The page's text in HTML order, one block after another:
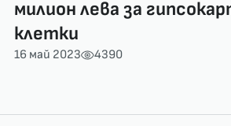
милион лева за
клетки
16 май 2023 4390